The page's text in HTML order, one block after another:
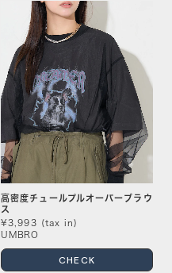
高密度チュールプルオーバーブラウ
ス
¥3,993 (tax in)
UMBRO
CHECK